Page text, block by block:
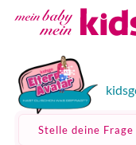
Stelle deine Frage